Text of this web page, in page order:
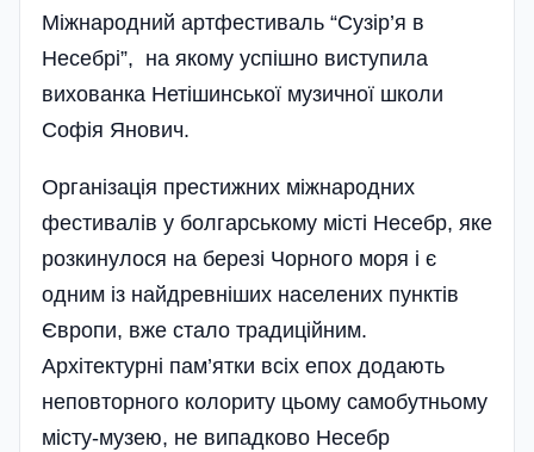
Міжнародний артфестиваль “Сузір’я в
Несебрі”, на якому успішно виступила
вихованка Нетішинської музичної школи
Софія Янович.
Організація престижних міжнародних
фестивалів у болгарському місті Несебр, яке
розкинулося на березі Чорного моря і є
одним із найдревні­ших населених пунктів
Європи, вже стало традиційним.
Архітектурні пам’ятки всіх епох додають
неповторного колориту цьому самобутньому
місту-музею, не випадково Несебр